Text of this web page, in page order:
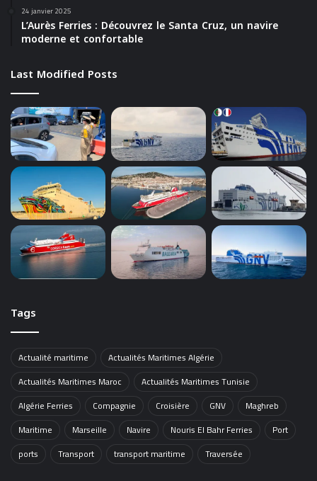
24 janvier 2025
L’Aurès Ferries : Découvrez le Santa Cruz, un navire
moderne et confortable
Last Modified Posts
Tags
Actualité maritime
Actualités Maritimes Algérie
Actualités Maritimes Maroc
Actualités Maritimes Tunisie
Algérie Ferries
Compagnie Croisière GNV
Maghreb
Maritime
Marseille Navire Nouris El Bahr Ferries
Port
ports
Transport transport maritime Traversée